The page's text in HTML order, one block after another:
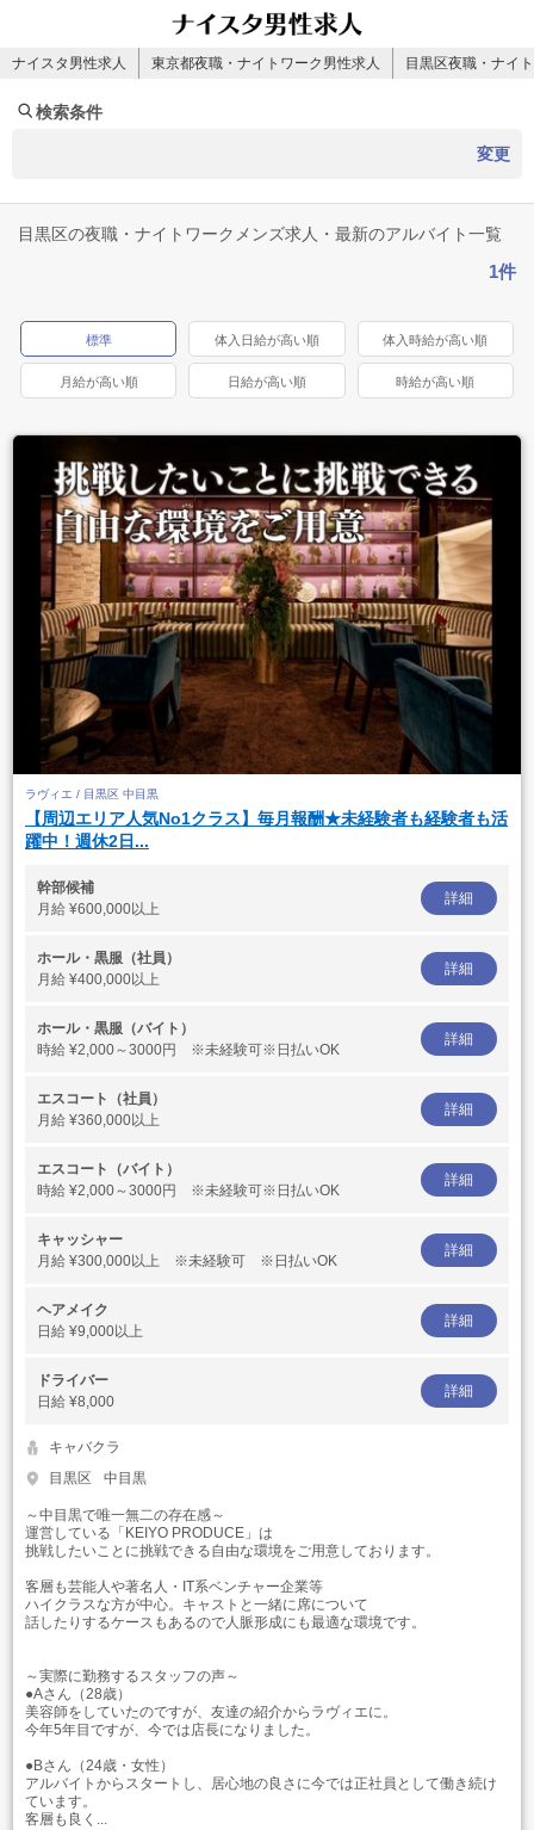
ナイスタ男性求人 東京都夜職・ナイトワーク男性求人 目黒区夜職・ナイ
検索条件
変更
目黒区の夜職・ナイトワークメンズ求人・最新のアルバイト一覧
1件
標準 体入日給が高い順 体入時給が高い順
月給が高い順 日給が高い順 時給が高い順
ラヴィエ / 目黒区 中目黒
【周辺エリア人気No1クラス】毎月報酬★未経験者も経験者も活
躍中！週休2日...
幹部候補
月給 ¥600,000以上
詳細
ホール・黒服（社員）
月給 ¥400,000以上
詳細
ホール・黒服（バイト）
時給 ¥2,000～3000円 ※未経験可※日払いOK
詳細
エスコート（社員）
月給 ¥360,000以上
詳細
エスコート（バイト）
時給 ¥2,000～3000円 ※未経験可※日払いOK
詳細
キャッシャー
月給 ¥300,000以上 ※未経験可 ※日払いOK
詳細
ヘアメイク
日給 ¥9,000以上
詳細
ドライバー
日給 ¥8,000
詳細
キャバクラ
目黒区
中目黒
～中目黒で唯一無二の存在感～
運営している「KEIYO PRODUCE」は
挑戦したいことに挑戦できる自由な環境をご用意しております。
客層も芸能人や著名人・IT系ベンチャー企業等
ハイクラスな方が中心。キャストと一緒に席について
話したりするケースもあるので人脈形成にも最適な環境です。
～実際に勤務するスタッフの声～
●Aさん（28歳）
美容師をしていたのですが、友達の紹介からラヴィエに。
今年5年目ですが、今では店長になりました。
●Bさん（24歳・女性）
アルバイトからスタートし、居心地の良さに今では正社員として働き続け
ています。
客層も良く...